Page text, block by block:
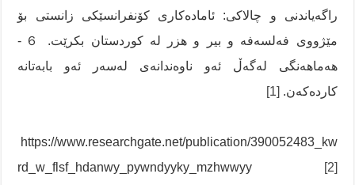
راگەیاندنی و چالاکی: ئامادەکاری کۆنفرانسێکی زانستی بۆ
مێژووی فەلسەفە و بیر و هزر لە کوردستان بکرێت. ６-
هەماهەنگی لەگەڵ ئەو ناوەندانەی لەسەر ئەو بابەتانە
کاردەکەن. [1]
https://www.researchgate.net/publication/390052483_kw
rd_w_flsf_hdanwy_pywndyyky_mzhwwyy
[2]